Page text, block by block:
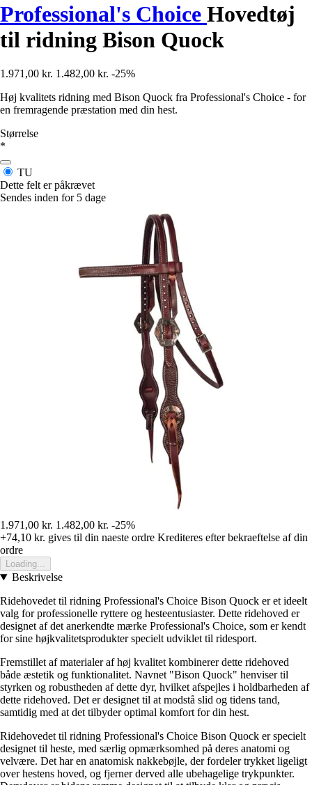
Professional's Choice Hovedtøj
til ridning Bison Quock
1.971,00 kr. 1.482,00 kr. -25%
Høj kvalitets ridning med Bison Quock fra Professional's Choice - for
en fremragende præstation med din hest.
Størrelse
*
TU
Dette felt er påkrævet
Sendes inden for 5 dage
1.971,00 kr. 1.482,00 kr. -25%
+74,10 kr. gives til din naeste ordre Krediteres efter bekraeftelse af din
ordre
Loading...
Beskrivelse
Ridehovedet til ridning Professional's Choice Bison Quock er et ideelt
valg for professionelle ryttere og hesteentusiaster. Dette ridehoved er
designet af det anerkendte mærke Professional's Choice, som er kendt
for sine højkvalitetsprodukter specielt udviklet til ridesport.
Fremstillet af materialer af høj kvalitet kombinerer dette ridehoved
både æstetik og funktionalitet. Navnet "Bison Quock" henviser til
styrken og robustheden af dette dyr, hvilket afspejles i holdbarheden af
dette ridehoved. Det er designet til at modstå slid og tidens tand,
samtidig med at det tilbyder optimal komfort for din hest.
Ridehovedet til ridning Professional's Choice Bison Quock er specielt
designet til heste, med særlig opmærksomhed på deres anatomi og
velvære. Det har en anatomisk nakkebøjle, der fordeler trykket ligeligt
over hestens hoved, og fjerner derved alle ubehagelige trykpunkter.